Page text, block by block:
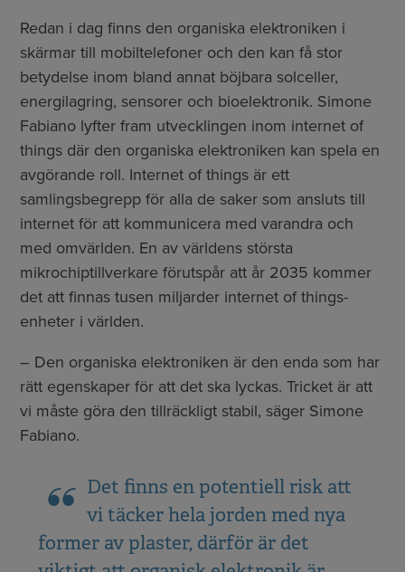
Redan i dag finns den organiska elektroniken i
skärmar till mobiltelefoner och den kan få stor
betydelse inom bland annat böjbara solceller,
energilagring, sensorer och bioelektronik. Simone
Fabiano lyfter fram utvecklingen inom internet of
things där den organiska elektroniken kan spela en
avgörande roll. Internet of things är ett
samlingsbegrepp för alla de saker som ansluts till
internet för att kommunicera med varandra och
med omvärlden. En av världens största
mikrochiptillverkare förutspår att år 2035 kommer
det att finnas tusen miljarder internet of things-
enheter i världen.
– Den organiska elektroniken är den enda som har
rätt egenskaper för att det ska lyckas. Tricket är att
vi måste göra den tillräckligt stabil, säger Simone
Fabiano.
Det finns en potentiell risk att
vi täcker hela jorden med nya
former av plaster, därför är det